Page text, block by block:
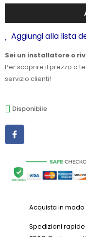
Aggiungi alla lista
Sei un installatore o
Per scoprire il prezzo a
servizio clienti!
Disponibile
Acquista in
Spedizioni